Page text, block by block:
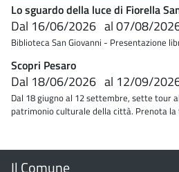
Lo sguardo della luce di Fiorella
Dal 16/06/2026 al07/08/
Biblioteca San Giovanni - Presentazione
Scopri Pesaro
Dal 18/06/2026 al 12/09/
Dal 18 giugno al 12 settembre, sette tour
patrimonio culturale della città. Prenota la
Il Comune